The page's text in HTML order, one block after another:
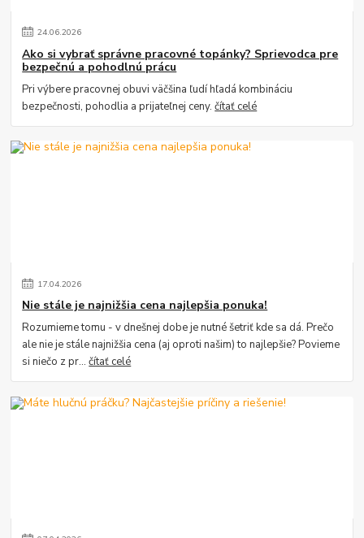
24.06.2026
Ako si vybrať správne pracovné topánky? Sprievodca pre
bezpečnú a pohodlnú prácu
Pri výbere pracovnej obuvi väčšina ľudí hľadá kombináciu
bezpečnosti, pohodlia a prijateľnej ceny.čítať celé
17.04.2026
Nie stále je najnižšia cena najlepšia ponuka!
Rozumieme tomu - v dnešnej dobe je nutné šetriť kde sa dá. Prečo
ale nie je stále najnižšia cena (aj oproti našim) to najlepšie? Povieme
si niečo z pr...čítať celé